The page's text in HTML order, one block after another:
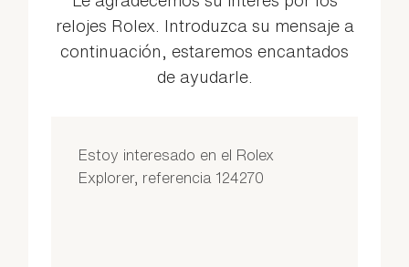
relojes Rolex. Introduzca su mensaje a
continuación, estaremos encantados
de ayudarle.